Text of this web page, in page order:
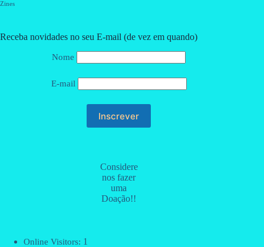
Zines
Receba novidades no seu E-mail (de vez em quando)
Nome
E-mail
Considere
nos fazer
uma
Doação!!
Online Visitors: 1